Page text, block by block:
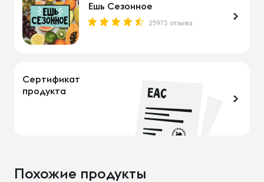
Ешь Сезонное
25973 отзыва
Сертификат
продукта
Похожие продукты